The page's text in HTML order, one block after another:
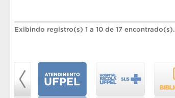
Exibindo registro(s) 1 a 10 de 17 encontrado(s).